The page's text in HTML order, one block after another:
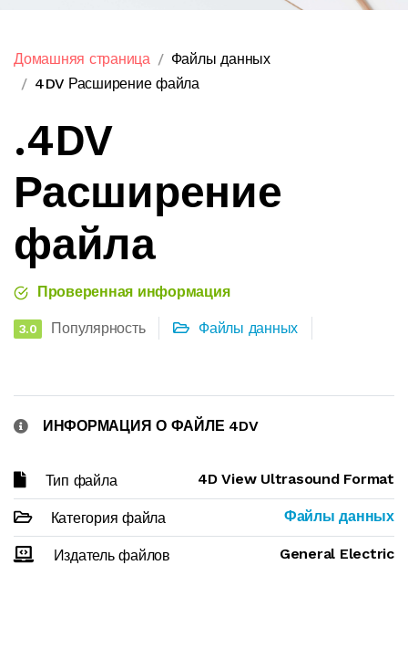
Домашняя страница
Файлы данных
4DV Расширение файла
.4DV
Расширение
файла
Проверенная информация
3.0 Популярность Файлы данных
ИНФОРМАЦИЯ О ФАЙЛЕ 4DV
Тип файла 4D View Ultrasound Format
Категория файла Файлы данных
Издатель файлов General Electric